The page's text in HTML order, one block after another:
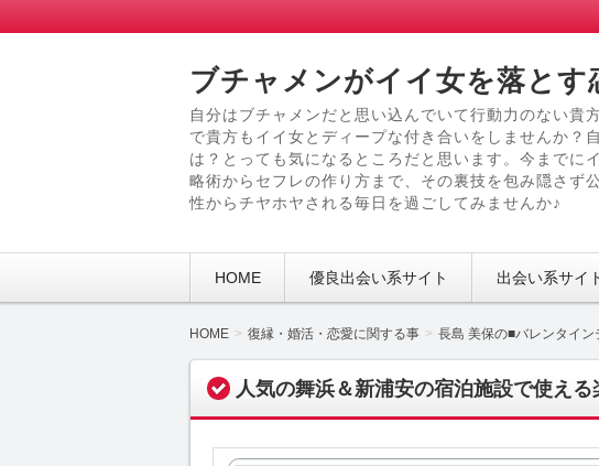
ブチャメンがイイ女を落と
自分はブチャメンだと思い込んでいて行動力のない
で貴方もイイ女とディープな付き合いをしませんか？
は？とっても気になるところだと思います。今までに
略術からセフレの作り方まで、その裏技を包み隠さず
性からチヤホヤされる毎日を過ごしてみませんか♪
HOME 優良出会い系サイト 出会い系サイ
HOME 復縁・婚活・恋愛に関する事 長島 美保の■バレンタイ
人気の舞浜＆新浦安の宿泊施設で使え